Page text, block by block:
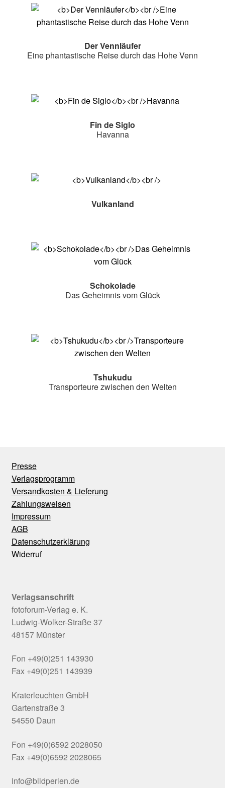
Der Vennläufer
Eine phantastische Reise durch das Hohe Venn
Fin de Siglo
Havanna
Vulkanland
Schokolade
Das Geheimnis vom Glück
Tshukudu
Transporteure zwischen den Welten
Presse
Verlagsprogramm
Versandkosten & Lieferung
Zahlungsweisen
Impressum
AGB
Datenschutzerklärung
Widerruf
Verlagsanschrift
fotoforum-Verlag e. K.
Ludwig-Wolker-Straße 37
48157 Münster
Fon +49(0)251 143930
Fax +49(0)251 143939
Kraterleuchten GmbH
Gartenstraße 3
54550 Daun
Fon +49(0)6592 2028050
Fax +49(0)6592 2028065
info@bildperlen.de